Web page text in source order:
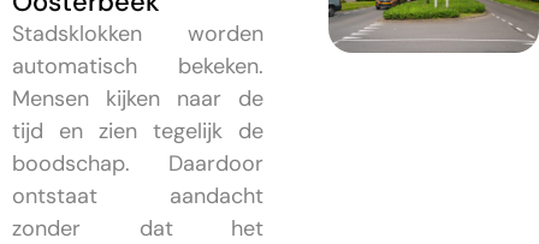
Stadsklokken worden
automatisch bekeken.
Mensen kijken naar de
tijd en zien tegelijk de
boodschap. Daardoor
ontstaat aandacht
zonder dat het